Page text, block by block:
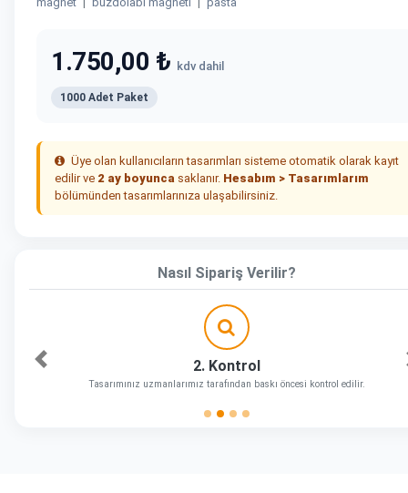
1.750,00 ₺ kdv dahil
1000 Adet Paket
Üye olan kullanıcıların tasarımları sisteme otomatik olarak kayıt
edilir ve 2 ay boyunca saklanır. Hesabım > Tasarımlarım
bölümünden tasarımlarınıza ulaşabilirsiniz.
Nasıl Sipariş Verilir?
2. Kontrol
Tasarımınız uzmanlarımız tarafından baskı öncesi kontrol edilir.
Önceki